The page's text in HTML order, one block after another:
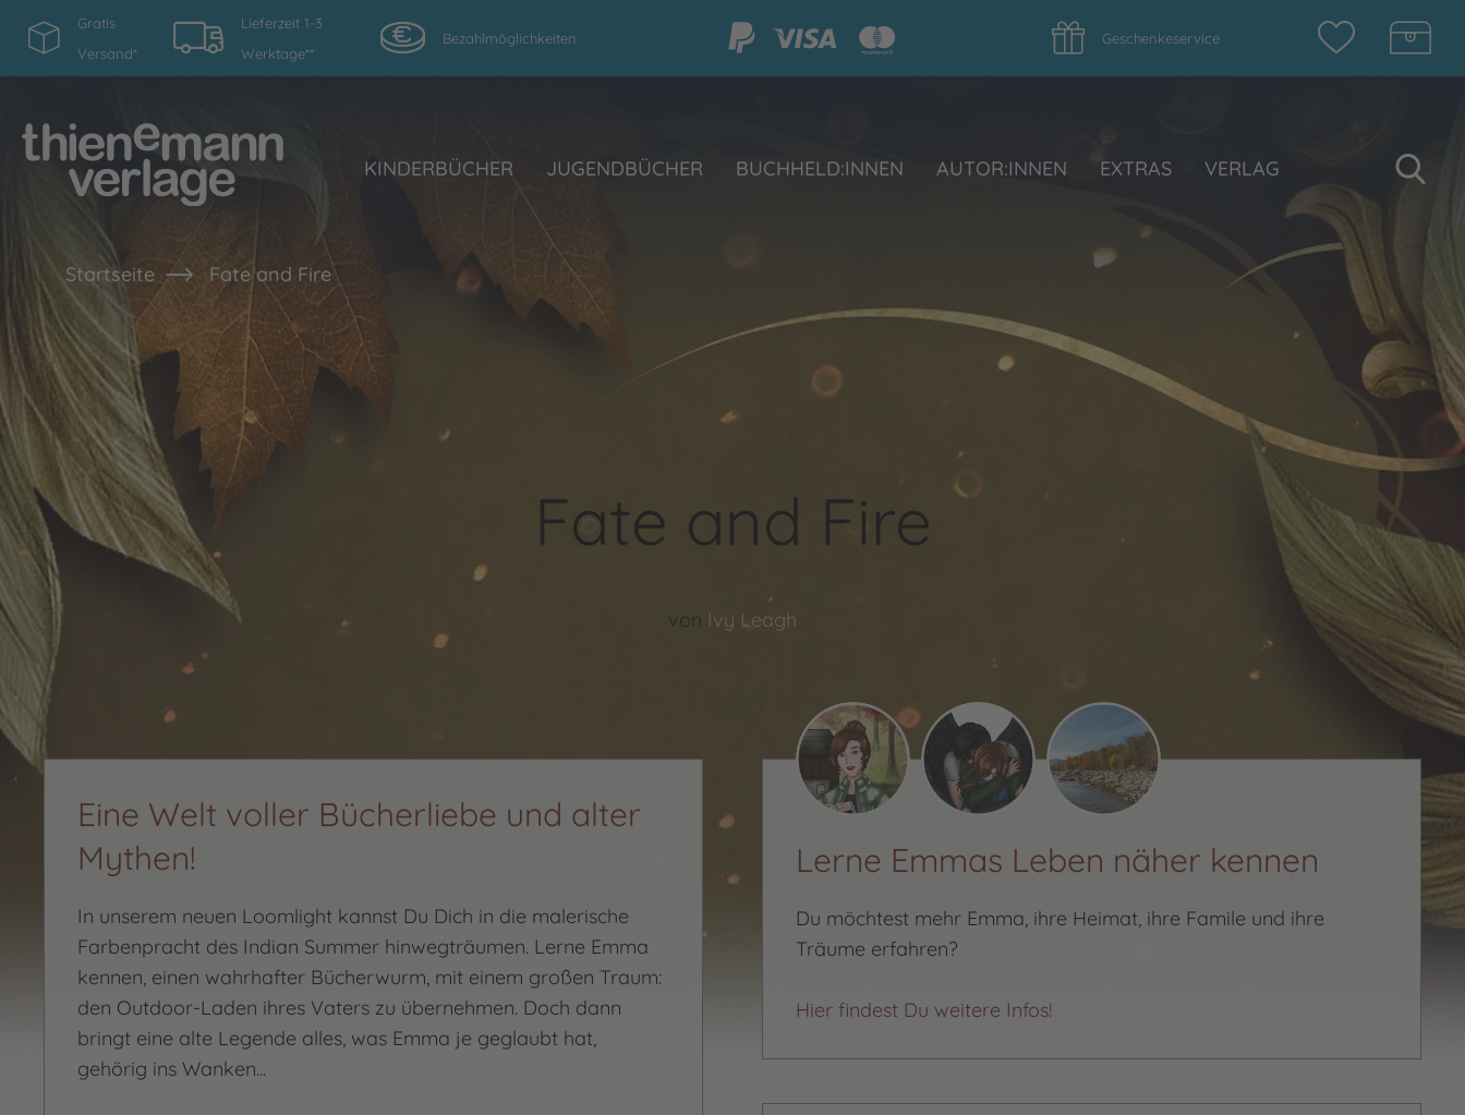
Gratis
Versand*
Lieferzeit 1-3
Werktage**
Bezahlmöglichkeiten Geschenkeservice
KINDERBÜCHER JUGENDBÜCHER BUCHHELD:INNEN AUTOR:INNEN EXTRAS VERLAG
Startseite Fate and Fire
Fate and Fire
von Ivy Leagh
Eine Welt voller Bücherliebe und alter
Mythen!
In unserem neuen Loomlight kannst Du Dich in die malerische
Farbenpracht des Indian Summer hinwegträumen. Lerne Emma
kennen, einen wahrhafter Bücherwurm, mit einem großen Traum:
den Outdoor-Laden ihres Vaters zu übernehmen. Doch dann
bringt eine alte Legende alles, was Emma je geglaubt hat,
gehörig ins Wanken...
Lerne Emmas Leben näher kennen
Du möchtest mehr Emma, ihre Heimat, ihre Famile und ihre
Träume erfahren?
Hier findest Du weitere Infos!